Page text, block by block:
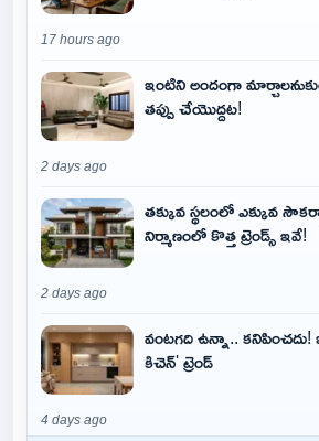
17 hours ago
ఇంటిని అందంగా
తప్పు చేయొద్దట!
2 days ago
తక్కువ స్థలంలో ఎక్కువ
నిర్మాణంలో కొత్త ట్రెండ్స్ ఇవే!
2 days ago
వంటగది ఉన్నా.. కనిపించదు!
కిచెన్' ట్రెండ్
4 days ago